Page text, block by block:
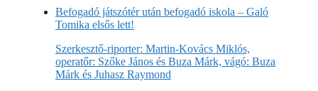
Befogadó játszótér után befogadó iskola – Galó
Tomika elsős lett!
Szerkesztő-riporter: Martin-Kovács Miklós,
operatőr: Szőke János és Buza Márk, vágó: Buza
Márk és Juhasz Raymond